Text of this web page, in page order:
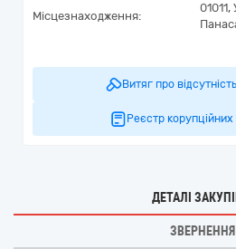
Місцезнаходження:
01011,
Витяг про
Реєстр
ДЕТАЛІ
ЗВЕРНЕННЯ